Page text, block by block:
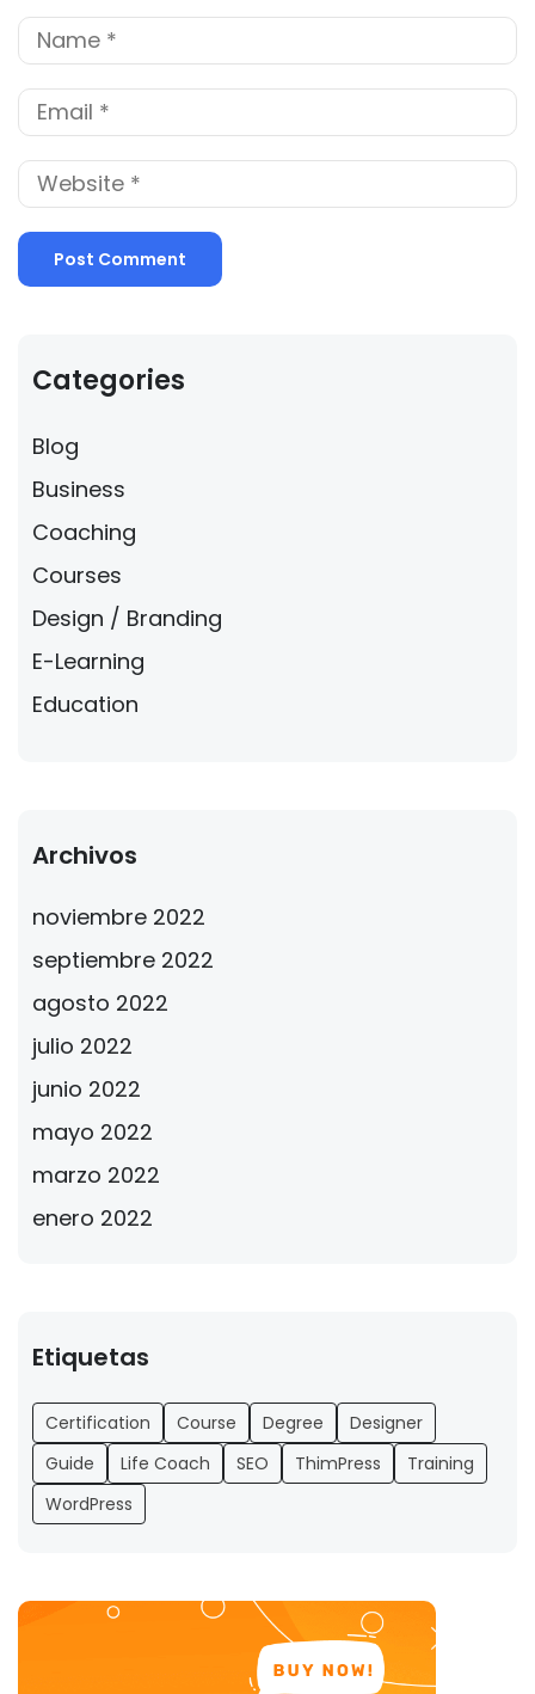
Categories
Blog
Business
Coaching
Courses
Design / Branding
E-Learning
Education
Archivos
noviembre 2022
septiembre 2022
agosto 2022
julio 2022
junio 2022
mayo 2022
marzo 2022
enero 2022
Etiquetas
Certification Course Degree
Designer
Guide
Life Coach SEO ThimPress
Training
WordPress